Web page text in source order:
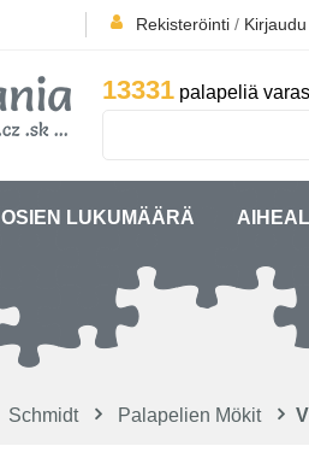
Rekisteröinti /
13331 palapeliä
OSIEN LUKUMÄÄRÄ
Schmidt Palapelien Mökit